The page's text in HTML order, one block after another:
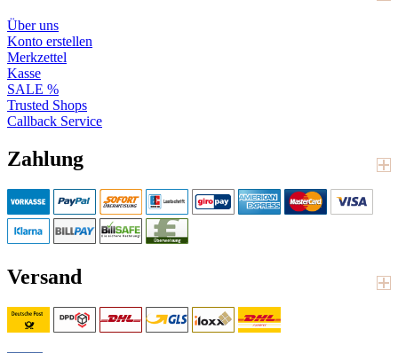
Über uns
Konto erstellen
Merkzettel
Kasse
SALE %
Trusted Shops
Callback Service
Zahlung
Versand